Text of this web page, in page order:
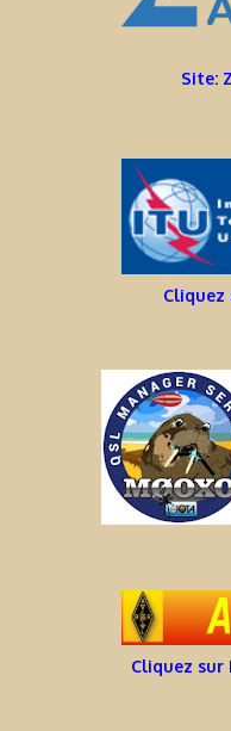
Site:
Cliquez
Cliquez sur